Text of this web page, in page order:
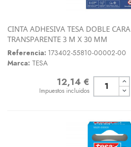
CINTA ADHESIVA TESA DOBLE
TRANSPARENTE 3 M X 30 MM
Referencia: 173402-55810-00002-00
Marca: TESA
Precio12,14 €
Impuestos incluidos